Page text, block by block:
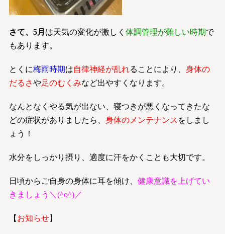
さて、5月 は天気の変化が激しく 体調管理が難しい時期で
もあります。
とくに梅雨時期は自律神経が乱れることにより、 身体の
だるさや足のむくみなど出やすくなります。
なんとなくやる気が出ない、寝つきが悪くなってきたな
どの症状がありましたら、 身体のメンテナンス をしまし
ょう！
水分をしっかり摂り、適度に汗をかくことも大切です。
日頃からご自身の身体に耳を傾け、 健康意識を上げてい
きましょう＼(^o^)／
【 お知らせ】